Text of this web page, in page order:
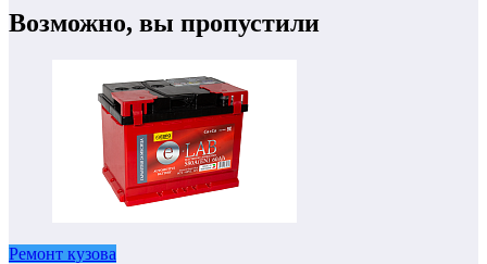
Возможно, вы пропустили
Ремонт кузова